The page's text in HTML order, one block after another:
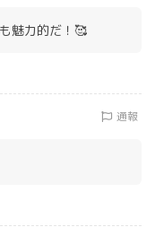
魅力的だ！🥰
通報